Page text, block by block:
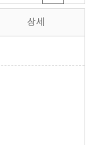
상세